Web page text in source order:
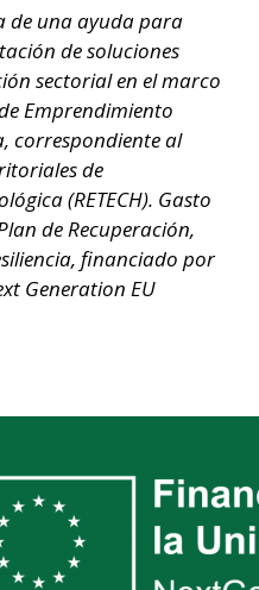
de una ayuda para
de soluciones
sectorial en el marco
Emprendimiento
correspondiente al
de
(RETECH). Gasto
de Recuperación,
financiado por
Generation EU